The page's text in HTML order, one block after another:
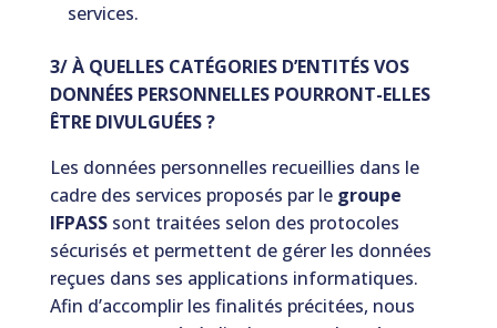
services.
3/ À QUELLES CATÉGORIES D’ENTITÉS VOS
DONNÉES PERSONNELLES POURRONT-ELLES
ÊTRE DIVULGUÉES ?
Les données personnelles recueillies dans le
cadre des services proposés par legroupe
IFPASSsont traitées selon des protocoles
sécurisés et permettent de gérer les données
reçues dans ses applications informatiques.
Afin d’accomplir les finalités précitées, nous